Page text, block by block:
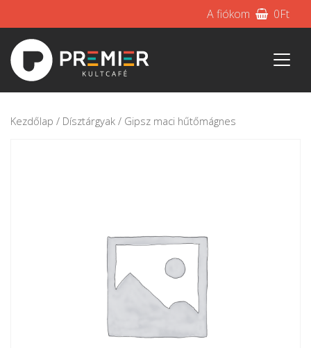
A fiókom 0Ft
Kezdőlap / Dísztárgyak / Gipsz maci hűtőmágnes